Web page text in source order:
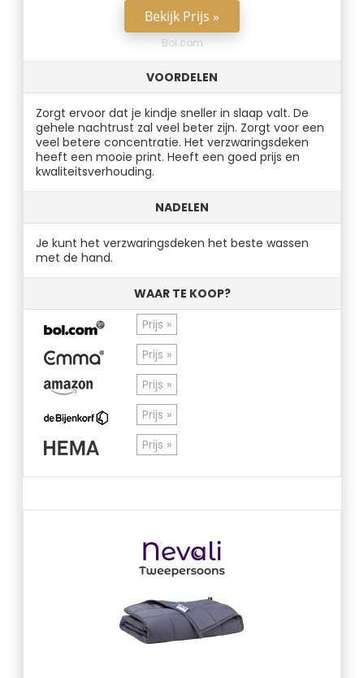
Bekijk Prijs »
Bol.com
VOORDELEN
Zorgt ervoor dat je kindje sneller in slaap valt. De
gehele nachtrust zal veel beter zijn. Zorgt voor een
veel betere concentratie. Het verzwaringsdeken
heeft een mooie print. Heeft een goed prijs en
kwaliteitsverhouding.
NADELEN
Je kunt het verzwaringsdeken het beste wassen
met de hand.
WAAR TE KOOP?
Prijs »
Prijs »
Prijs »
Prijs »
Prijs »